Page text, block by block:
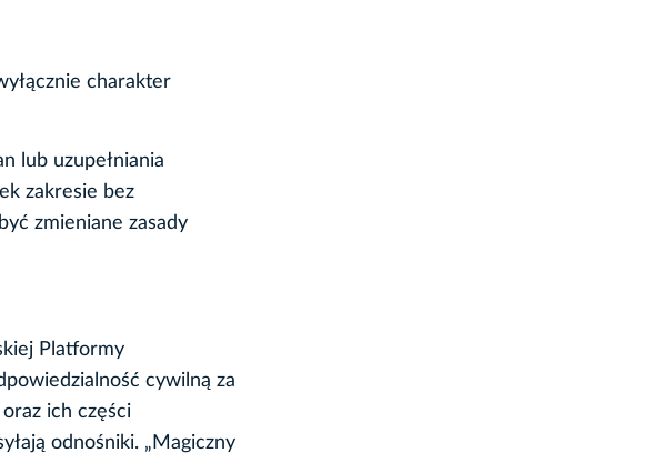
charakter
lub uzupełniania
zakresie bez
zmieniane zasady
Platformy
cywilną za
ich części
odnośniki. „Magiczny